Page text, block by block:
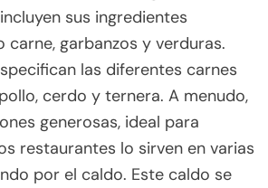
sus ingredientes
carne, garbanzos y verduras.
las diferentes carnes
cerdo y ternera. A menudo,
generosas, ideal para
restaurantes lo sirven en varias
por el caldo. Este caldo se